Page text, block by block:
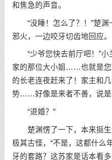
和焦急的声音。
“没睡！怎么了？！”楚渊
邪火，一边咬牙切齿地回应。
“少爷您快去前厅吧！”小
家的那位大小姐……也就是您
的长老连夜赶来了！家主和
势……好像是来者不善，说
“退婚？”
楚渊愣了一下，本来挺生
极其古怪，“不是，这都什么
牙的套路？这苏家是话本看